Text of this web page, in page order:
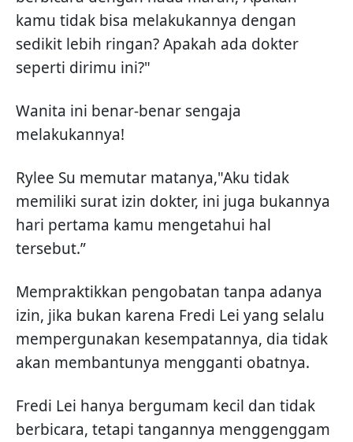
kamu tidak bisa melakukannya dengan
sedikit lebih ringan? Apakah ada dokter
seperti dirimu ini?"
Wanita ini benar-benar sengaja
melakukannya!
Rylee Su memutar matanya,"Aku tidak
memiliki surat izin dokter, ini juga bukannya
hari pertama kamu mengetahui hal
tersebut.”
Mempraktikkan pengobatan tanpa adanya
izin, jika bukan karena Fredi Lei yang selalu
mempergunakan kesempatannya, dia tidak
akan membantunya mengganti obatnya.
Fredi Lei hanya bergumam kecil dan tidak
berbicara, tetapi tangannya menggenggam